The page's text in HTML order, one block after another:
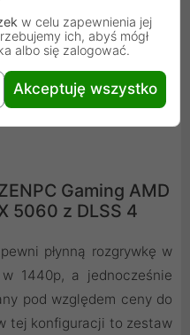
zaprojektowanymi pod
stabilności oraz
które wykorzystują
zastosowaniach
Gaming AMD
5060 z DLSS 4
płynną rozgrywkę w
1440p, a jednocześnie
pod względem ceny do
tej konfiguracji to zestaw
w celu zapewnienia jej
ich, abyś mógł
albo się zalogować.
Akceptuję wszystko